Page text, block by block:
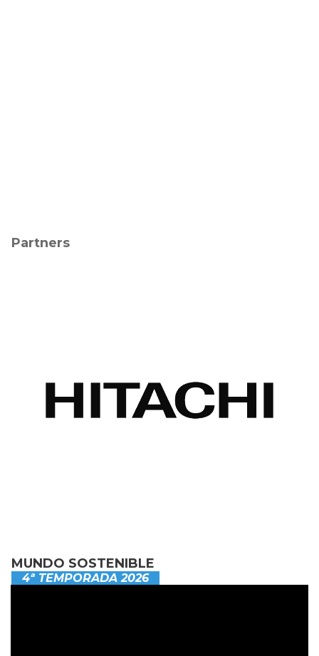
Partners
MUNDO SOSTENIBLE
4ª TEMPORADA 2026